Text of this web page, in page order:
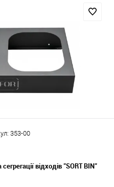
353-00
відходів "SORT BIN"